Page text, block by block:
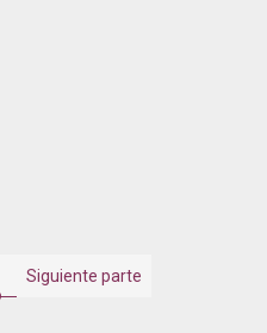
Siguiente parte